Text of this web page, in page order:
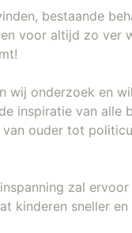
bestaande
voor altijd zo ver
wij onderzoek en
inspiratie van alle
ouder tot
zal
kinderen sneller en